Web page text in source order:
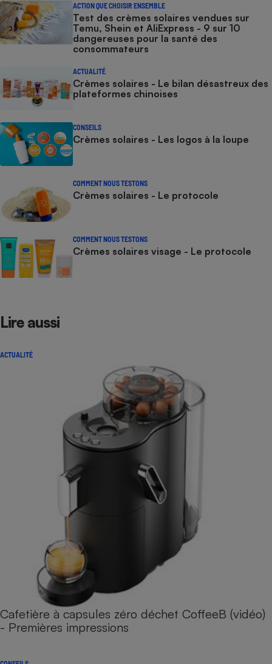
ACTION QUE CHOISIR ENSEMBLE
Test des crèmes solaires vendues sur
Temu, Shein et AliExpress - 9 sur 10
dangereuses pour la santé des
consommateurs
ACTUALITÉ
Crèmes solaires - Le bilan désastreux des
plateformes chinoises
CONSEILS
Crèmes solaires - Les logos à la loupe
COMMENT NOUS TESTONS
Crèmes solaires - Le protocole
COMMENT NOUS TESTONS
Crèmes solaires visage - Le protocole
Lire aussi
ACTUALITÉ
Cafetière à capsules zéro déchet CoffeeB (vidéo)
- Premières impressions